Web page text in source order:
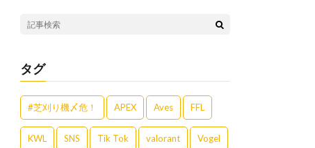
タグ
#芝刈り機〆危！ APEX Aves FFL
KWL SNS Tik Tok valorant Vogel